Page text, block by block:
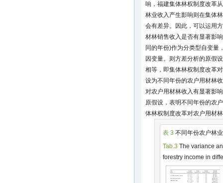
响，福建集体林权制度改革
林业收入产生影响则在集体
会有差异。因此，可以运用
材林销售收入是否有显著影
同的年份)作为分类型自变量
因变量。则方差分析的原假
相等，即集体林权制度改革
设为不同年份的农户用材林
对农户用材林收入有显著影
原假设，表明不同年份的农
体林权制度改革对农户用材
表 3 不同年份农户林
Tab.3 The variance
forestry income in